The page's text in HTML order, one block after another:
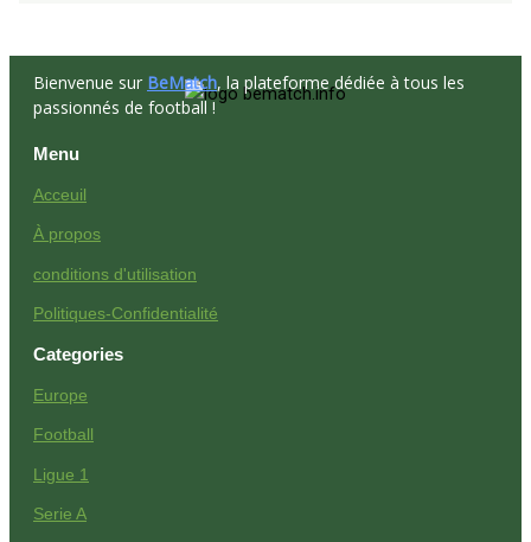
Bienvenue sur BeMatch, la plateforme dédiée à tous les
passionnés de football !
Menu
Acceuil
À propos
conditions d'utilisation
Politiques-Confidentialité
Categories
Europe
Football
Ligue 1
Serie A